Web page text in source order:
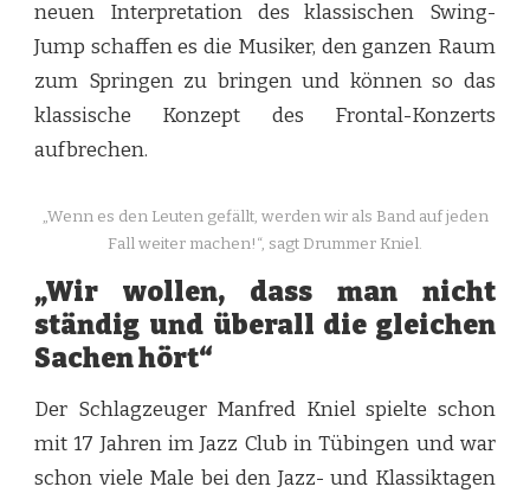
neuen Interpretation des klassischen Swing-
Jump schaffen es die Musiker, den ganzen Raum
zum Springen zu bringen und können so das
klassische Konzept des Frontal-Konzerts
aufbrechen.
„Wenn es den Leuten gefällt, werden wir als Band auf jeden
Fall weiter machen!“, sagt Drummer Kniel.
„Wir wollen, dass man nicht
ständig und überall die gleichen
Sachen hört“
Der Schlagzeuger Manfred Kniel spielte schon
mit 17 Jahren im Jazz Club in Tübingen und war
schon viele Male bei den Jazz- und Klassiktagen